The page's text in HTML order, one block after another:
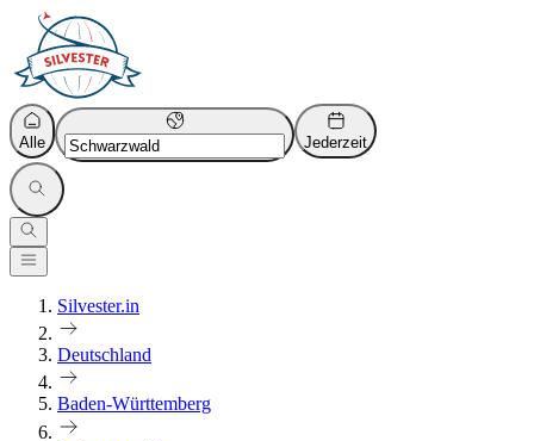
Alle Jederzeit
Silvester.in
Deutschland
Baden-Württemberg